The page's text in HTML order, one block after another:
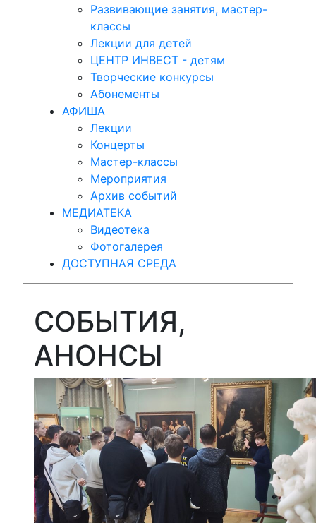
Развивающие занятия, мастер-
классы
Лекции для детей
ЦЕНТР ИНВЕСТ - детям
Творческие конкурсы
Абонементы
АФИША
Лекции
Концерты
Мастер-классы
Мероприятия
Архив событий
МЕДИАТЕКА
Видеотека
Фотогалерея
ДОСТУПНАЯ СРЕДА
СОБЫТИЯ,
АНОНСЫ